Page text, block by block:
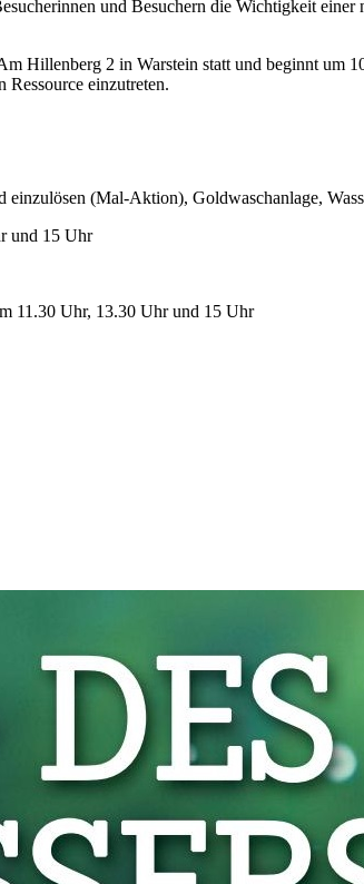
und Besuchern die Wichtigkeit
Hillenberg 2 in Warstein statt und beginnt
Ressource einzutreten.
(Mal-Aktion), Goldwaschanlage,
und 15 Uhr
11.30 Uhr, 13.30 Uhr und 15 Uhr